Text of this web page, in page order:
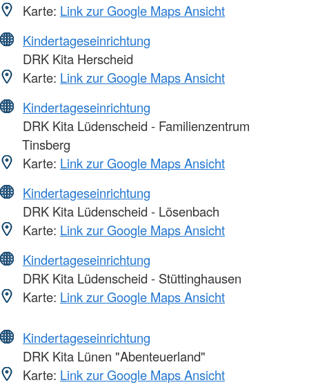
Karte: Link zur Google Maps Ansicht
Kindertageseinrichtung
DRK Kita Herscheid
Karte: Link zur Google Maps Ansicht
Kindertageseinrichtung
DRK Kita Lüdenscheid - Familienzentrum
Tinsberg
Karte: Link zur Google Maps Ansicht
Kindertageseinrichtung
DRK Kita Lüdenscheid - Lösenbach
Karte: Link zur Google Maps Ansicht
Kindertageseinrichtung
DRK Kita Lüdenscheid - Stüttinghausen
Karte: Link zur Google Maps Ansicht
Kindertageseinrichtung
DRK Kita Lünen "Abenteuerland"
Karte: Link zur Google Maps Ansicht